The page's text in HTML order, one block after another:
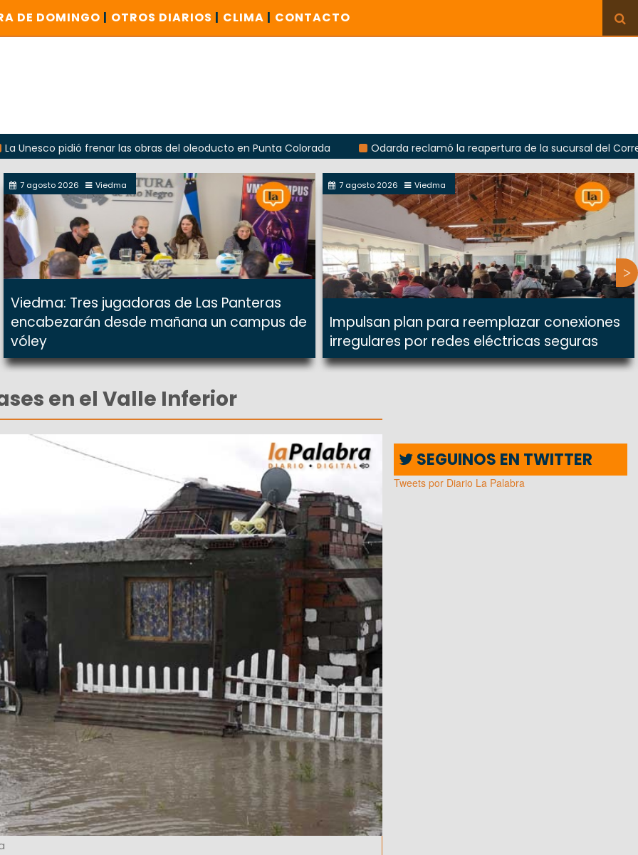
DE DOMINGO | OTROS DIARIOS | CLIMA | CONTACTO
pidió frenar las obras del oleoducto en Punta Colorada
Odarda reclamó la reapertura de la sucursal del Correo
7 agosto 2026 Viedma
Viedma: Tres jugadoras de Las Panteras
encabezarán desde mañana un campus de
vóley
7 agosto 2026 Viedma
Impulsan plan para reemplazar conexiones
irregulares por redes eléctricas seguras
en el Valle Inferior
SEGUINOS EN TWITTER
Tweets por Diario La Palabra